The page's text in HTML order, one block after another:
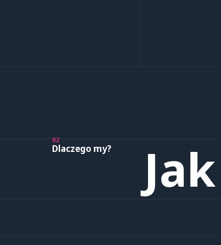
02
Dlaczego my?